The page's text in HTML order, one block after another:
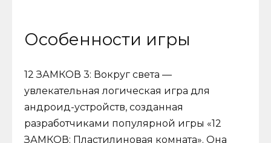
Особенности игры
12 ЗАМКОВ 3: Вокруг света —
увлекательная логическая игра для
андроид-устройств, созданная
разработчиками популярной игры «12
ЗАМКОВ: Пластилиновая комната». Она